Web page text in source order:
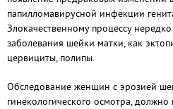
папилломавирусной инфекции
Злокачественному процессу
заболевания шейки матки, как
цервициты, полипы.
Обследование женщин с эрозией
гинекологического осмотра,